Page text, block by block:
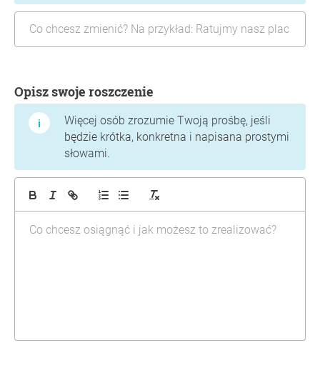
Opisz swoje roszczenie
Więcej osób zrozumie Twoją prośbę, jeśli
będzie krótka, konkretna i napisana prostymi
słowami.